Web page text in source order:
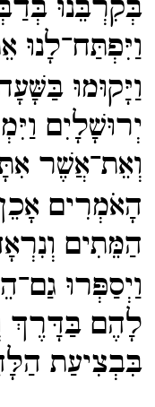
בְּקִרְבֵּנוּ
וַיִּפְתַּח־​לָנוּ
וַיָּקוּמוּ
יְרוּשָׁלָיִם
וְאֵת־​אֲשֶׁר
הָאֹמְרִים
הַמֵּתִים
וַיְסַפְּרוּ
לָהֶם בַּדָּרֶךְ
בִּבְצִיעַת